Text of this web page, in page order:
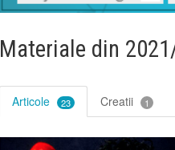
Materiale din
Articole 23 Creatii 1